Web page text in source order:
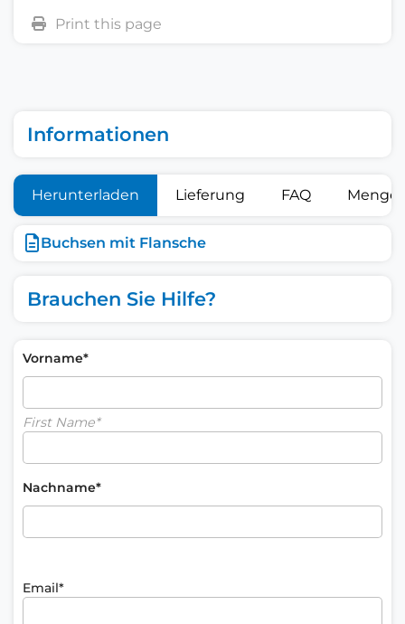
Informationen
Herunterladen Lieferung FAQ
Buchsen mit Flansche
Brauchen Sie Hilfe?
Vorname*
First Name*
Nachname*
Email*